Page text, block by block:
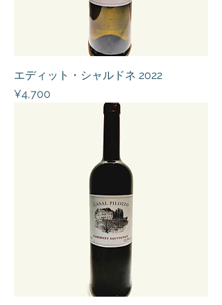
エディット・シャルドネ 2022
Price
¥4,700